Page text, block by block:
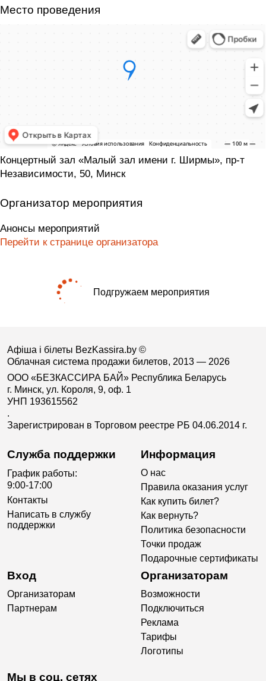
Место проведения
Концертный зал «Малый зал имени г. Ширмы», пр-т
Независимости, 50, Минск
Организатор мероприятия
Анонсы мероприятий
Перейти к странице организатора
Подгружаем мероприятия
Афіша і білеты BezKassira.by ©
Облачная система продажи билетов, 2013 — 2026
ООО «БЕЗКАССИРА БАЙ» Республика Беларусь
г. Минск, ул. Короля, 9, оф. 1
УНП 193615562
.
Зарегистрирован в Торговом реестре РБ 04.06.2014 г.
Служба поддержки
График работы:
9:00-17:00
Контакты
Написать в службу
поддержки
Информация
О нас
Правила оказания услуг
Как купить билет?
Как вернуть?
Политика безопасности
Точки продаж
Подарочные сертификаты
Вход
Организаторам
Партнерам
Организаторам
Возможности
Подключиться
Реклама
Тарифы
Логотипы
Мы в соц. сетях